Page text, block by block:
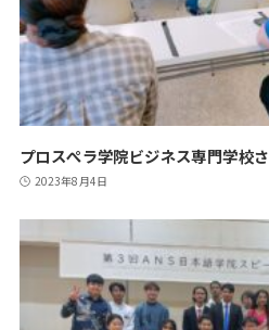
プロスぺラ学院ビジネス専門学校
2023年8月4日